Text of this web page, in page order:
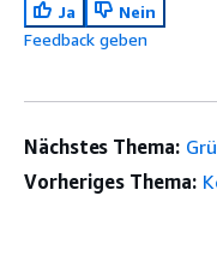
Ja
Nein
Feedback geben
Nächstes Thema:
Vorheriges Thema: